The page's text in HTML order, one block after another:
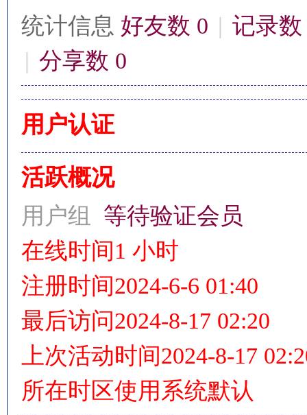
统计信息 好友数 0 | 记录数
| 分享数 0
用户认证
活跃概况
用户组 等待验证会员
在线时间 1 小时
注册时间2024-6-6 01:40
最后访问2024-8-17 02:20
上次活动时间2024-8-17
所在时区使用系统默认